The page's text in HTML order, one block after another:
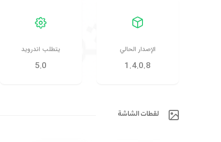
الإصدار الحالي
1.4.0.8
يتطلب اندرويد
5.0
لقطات الشاشة